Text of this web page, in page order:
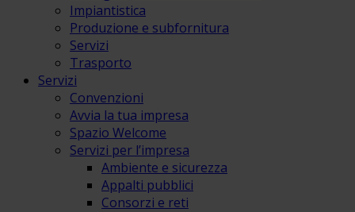
Impiantistica
Produzione e subfornitura
Servizi
Trasporto
Servizi
Convenzioni
Avvia la tua impresa
Spazio Welcome
Servizi per l’impresa
Ambiente e sicurezza
Appalti pubblici
Consorzi e reti